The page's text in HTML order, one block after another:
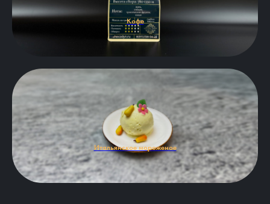
Кофе
Итальянское мороженое